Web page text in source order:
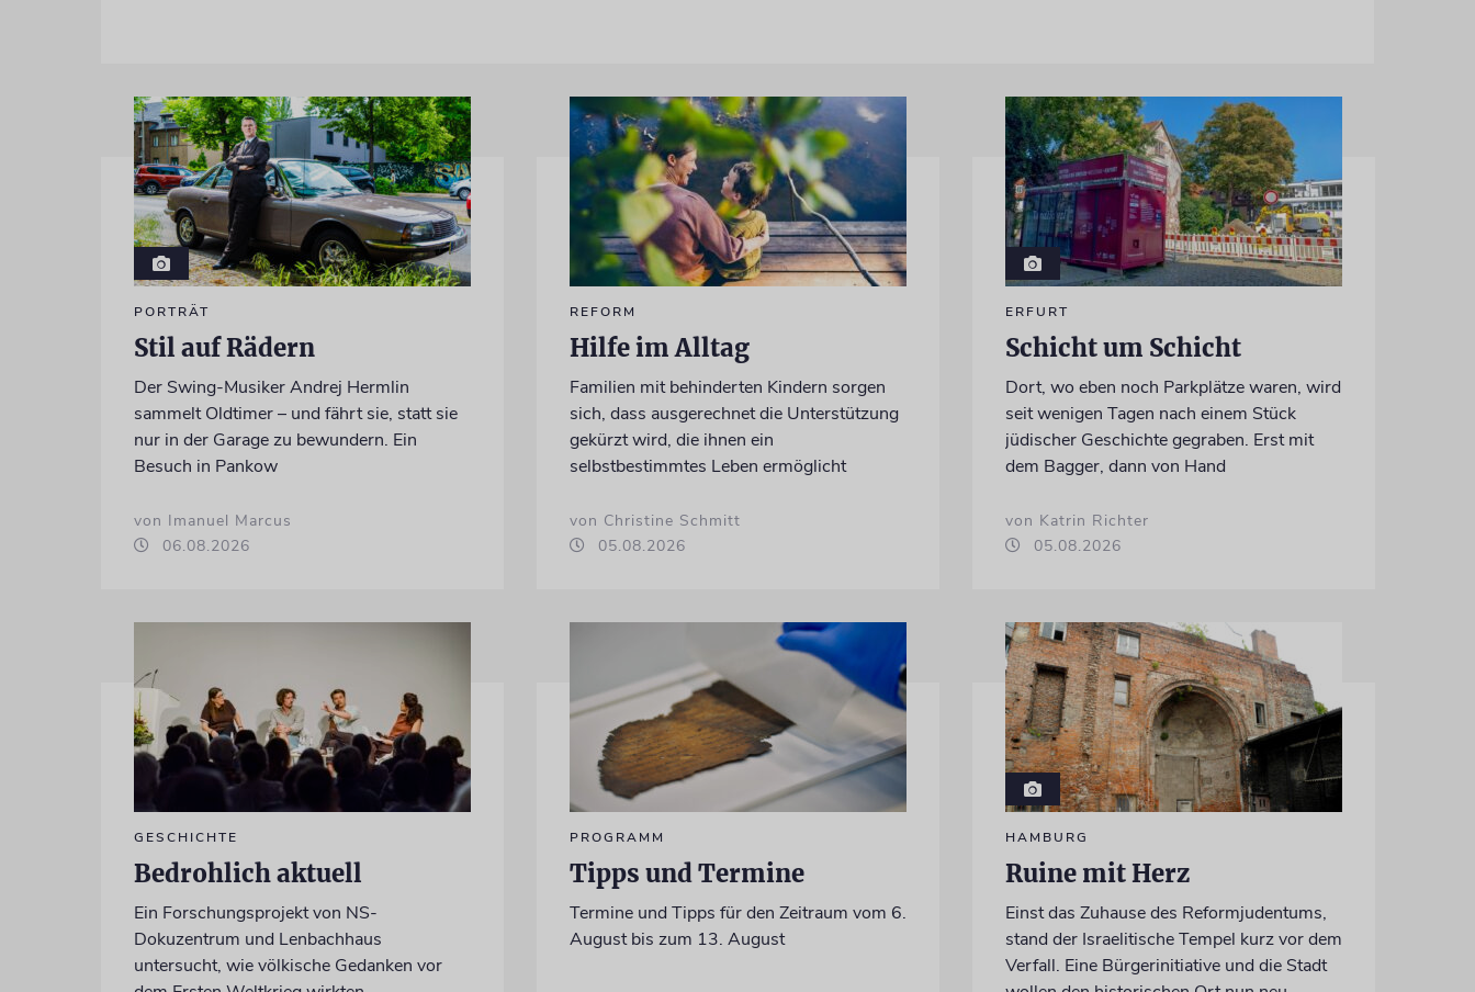
PORTRÄT
Stil auf Rädern
Der Swing-Musiker Andrej Hermlin
sammelt Oldtimer – und fährt sie, statt sie
nur in der Garage zu bewundern. Ein
Besuch in Pankow
von Imanuel Marcus
06.08.2026
REFORM
Hilfe im Alltag
Familien mit behinderten Kindern sorgen
sich, dass ausgerechnet die Unterstützung
gekürzt wird, die ihnen ein
selbstbestimmtes Leben ermöglicht
von Christine Schmitt
05.08.2026
ERFURT
Schicht um Schicht
Dort, wo eben noch Parkplätze waren, wird
seit wenigen Tagen nach einem Stück
jüdischer Geschichte gegraben. Erst mit
dem Bagger, dann von Hand
von Katrin Richter
05.08.2026
GESCHICHTE
Bedrohlich aktuell
Ein Forschungsprojekt von NS-
Dokuzentrum und Lenbachhaus
untersucht, wie völkische Gedanken vor
PROGRAMM
Tipps und Termine
Termine und Tipps für den Zeitraum vom 6.
August bis zum 13. August
HAMBURG
Ruine mit Herz
Einst das Zuhause des Reformjudentums,
stand der Israelitische Tempel kurz vor dem
Verfall. Eine Bürgerinitiative und die Stadt